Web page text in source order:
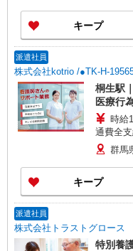
キープ
派遣社員
株式会社kotrio /●TK-H-
桐生駅
医療行
時給
通費全
群馬
キープ
派遣社員
株式会社トラストグロー
特別養